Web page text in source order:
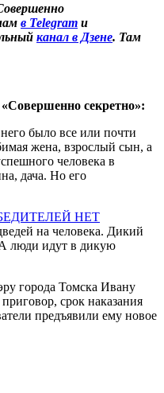
в Telegram и
канал в Дзене. Там
секретно»:
было все или почти
жена, взрослый сын, а
человека в
дача. Но его
НЕТ
на человека. Дикий
люди идут в дикую
города Томска Ивану
срок наказания
предъявили ему новое